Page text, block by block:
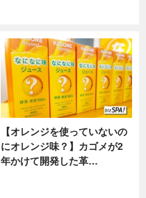
【オレンジを使っていないの
にオレンジ味？】カゴメが2
年かけて開発した革…